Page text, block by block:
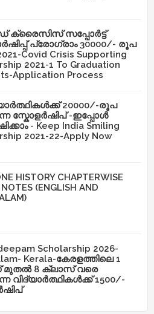
ക്രൈസിസ് സപ്പോർട്ട്
പ്രോഗ്രാം 30000/- രൂപ
Covid Crisis Supporting
2021-1 To Graduation
Application Process
20000/-രൂപ
സ്കോളർഷിപ് -ഇപ്പോൾ
- Keep India Smiling
2021-22-Apply Now
HISTORY CHAPTERWISE
(ENGLISH AND
Scholarship 2026-
Kerala-കേരളത്തിലെ 1
മുതൽ 8 ക്ലാസ് വരെ
വിദ്യാർത്ഥികൾക്ക് 1500/-